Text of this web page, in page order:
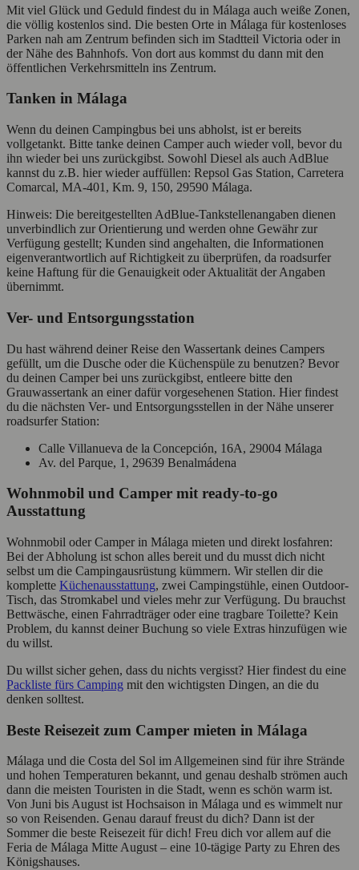
Mit viel Glück und Geduld findest du in Málaga auch weiße Zonen,
die völlig kostenlos sind. Die besten Orte in Málaga für kostenloses
Parken nah am Zentrum befinden sich im Stadtteil Victoria oder in
der Nähe des Bahnhofs. Von dort aus kommst du dann mit den
öffentlichen Verkehrsmitteln ins Zentrum.
Tanken in Málaga
Wenn du deinen Campingbus bei uns abholst, ist er bereits
vollgetankt. Bitte tanke deinen Camper auch wieder voll, bevor du
ihn wieder bei uns zurückgibst. Sowohl Diesel als auch AdBlue
kannst du z.B. hier wieder auffüllen: Repsol Gas Station, Carretera
Comarcal, MA-401, Km. 9, 150, 29590 Málaga.
Hinweis: Die bereitgestellten AdBlue-Tankstellenangaben dienen
unverbindlich zur Orientierung und werden ohne Gewähr zur
Verfügung gestellt; Kunden sind angehalten, die Informationen
eigenverantwortlich auf Richtigkeit zu überprüfen, da roadsurfer
keine Haftung für die Genauigkeit oder Aktualität der Angaben
übernimmt.
Ver- und Entsorgungsstation
Du hast während deiner Reise den Wassertank deines Campers
gefüllt, um die Dusche oder die Küchenspüle zu benutzen? Bevor
du deinen Camper bei uns zurückgibst, entleere bitte den
Grauwassertank an einer dafür vorgesehenen Station. Hier findest
du die nächsten Ver- und Entsorgungsstellen in der Nähe unserer
roadsurfer Station:
Calle Villanueva de la Concepción, 16A, 29004 Málaga
Av. del Parque, 1, 29639 Benalmádena
Wohnmobil und Camper mit ready-to-go
Ausstattung
Wohnmobil oder Camper in Málaga mieten und direkt losfahren:
Bei der Abholung ist schon alles bereit und du musst dich nicht
selbst um die Campingausrüstung kümmern. Wir stellen dir die
komplette Küchenausstattung, zwei Campingstühle, einen Outdoor-
Tisch, das Stromkabel und vieles mehr zur Verfügung. Du brauchst
Bettwäsche, einen Fahrradträger oder eine tragbare Toilette? Kein
Problem, du kannst deiner Buchung so viele Extras hinzufügen wie
du willst.
Du willst sicher gehen, dass du nichts vergisst? Hier findest du eine
Packliste fürs Camping mit den wichtigsten Dingen, an die du
denken solltest.
Beste Reisezeit zum Camper mieten in Málaga
Málaga und die Costa del Sol im Allgemeinen sind für ihre Strände
und hohen Temperaturen bekannt, und genau deshalb strömen auch
dann die meisten Touristen in die Stadt, wenn es schön warm ist.
Von Juni bis August ist Hochsaison in Málaga und es wimmelt nur
so von Reisenden. Genau darauf freust du dich? Dann ist der
Sommer die beste Reisezeit für dich! Freu dich vor allem auf die
Feria de Málaga Mitte August – eine 10-tägige Party zu Ehren des
Königshauses.